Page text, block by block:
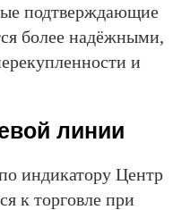
подтверждающие
более надёжными,
и
линии
индикатору Центр
к торговле при